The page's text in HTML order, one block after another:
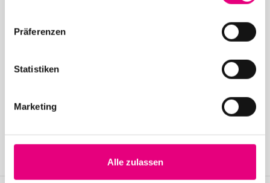
Präferenzen
Statistiken
Marketing
Alle zulassen
28. Enjoy Jazz Festival – Weltstar Gregory Porter